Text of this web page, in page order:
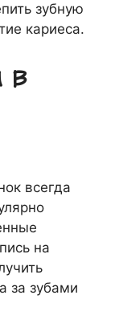
зубную
кариеса.
в
всегда
на
за зубами